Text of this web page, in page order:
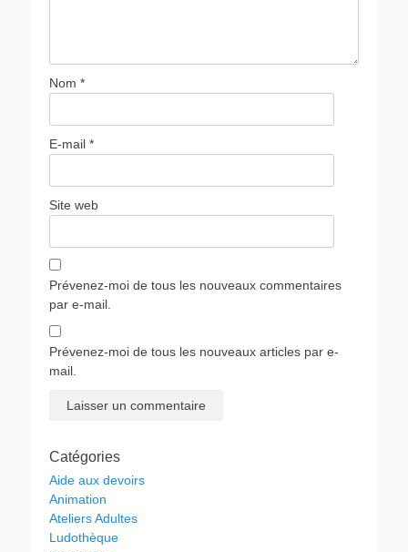
Nom *
E-mail *
Site web
Prévenez-moi de tous les nouveaux commentaires
par e-mail.
Prévenez-moi de tous les nouveaux articles par e-
mail.
Catégories
Aide aux devoirs
Animation
Ateliers Adultes
Ludothèque